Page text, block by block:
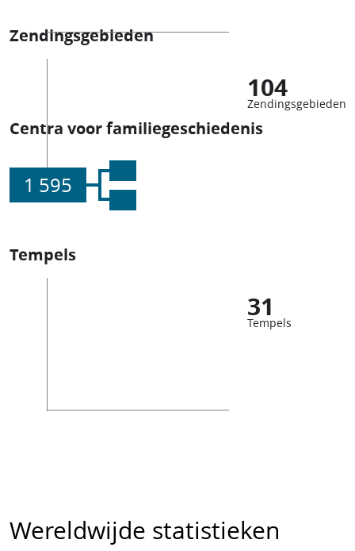
Zendingsgebieden
104
Zendingsgebieden
Centra voor familiegeschiedenis
1 595
Tempels
31
Tempels
Wereldwijde statistieken